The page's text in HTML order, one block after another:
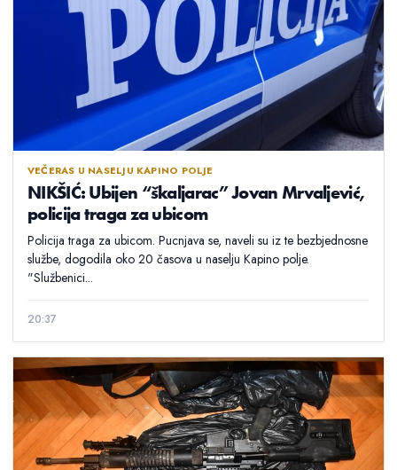
VEČERAS U NASELJU KAPINO POLJE
NIKŠIĆ: Ubijen “škaljarac” Jovan Mrvaljević,
policija traga za ubicom
Policija traga za ubicom. Pucnjava se, naveli su iz te bezbjednosne
službe, dogodila oko 20 časova u naselju Kapino polje.
"Službenici...
20:37